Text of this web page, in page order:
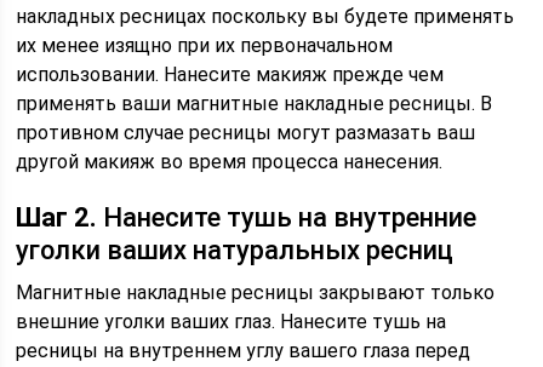
накладных ресницах поскольку вы будете применять
их менее изящно при их первоначальном
использовании. Нанесите макияж прежде чем
применять ваши магнитные накладные ресницы. В
противном случае ресницы могут размазать ваш
другой макияж во время процесса нанесения.
Шаг 2. Нанесите тушь на внутренние
уголки ваших натуральных ресниц
Магнитные накладные ресницы закрывают только
внешние уголки ваших глаз. Нанесите тушь на
ресницы на внутреннем углу вашего глаза перед